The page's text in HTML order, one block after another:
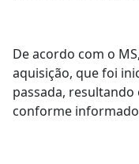
De acordo com o
aquisição, que foi
passada,
conforme